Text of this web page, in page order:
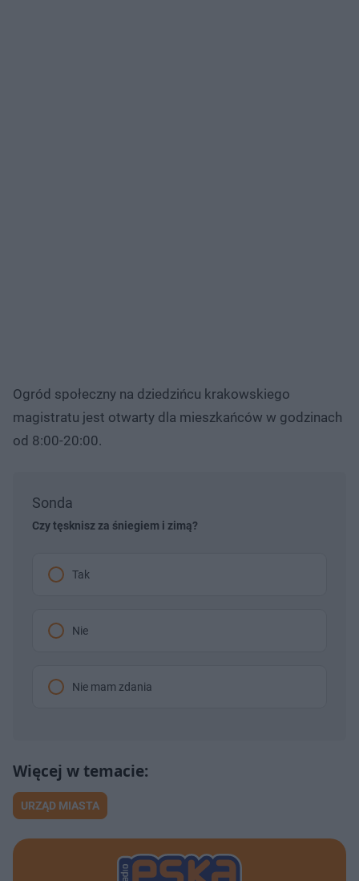
Ogród społeczny na dziedzińcu krakowskiego
magistratu jest otwarty dla mieszkańców w godzinach
od 8:00-20:00.
Sonda
Czy tęsknisz za śniegiem i zimą?
Tak
Nie
Nie mam zdania
URZĄD MIASTA